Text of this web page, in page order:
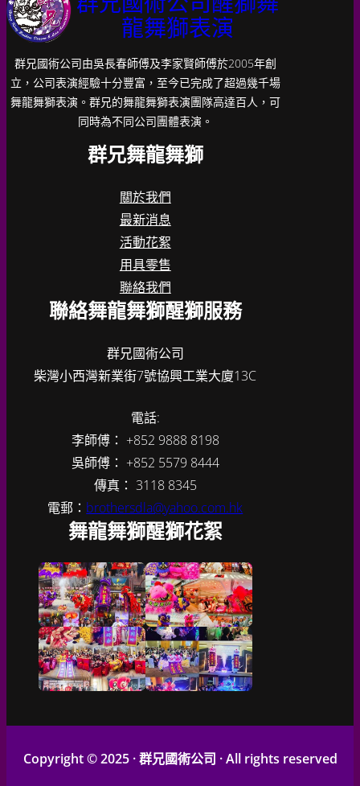
群兄國術公司醒獅舞
龍舞獅表演
群兄國術公司由吳長春師傅及李家賢師傅於2005年創
立，公司表演經驗十分豐富，至今已完成了超過幾千場
舞龍舞獅表演。群兄的舞龍舞獅表演團隊高達百人，可
同時為不同公司團體表演。
群兄舞龍舞獅
關於我們
最新消息
活動花絮
用具零售
聯絡我們
聯絡舞龍舞獅醒獅服務
群兄國術公司
柴灣小西灣新業街7號協興工業大廈13C
電話:
李師傅： +852 9888 8198
吳師傅： +852 5579 8444
傳真： 3118 8345
電郵： brothersdla@yahoo.com.hk
舞龍舞獅醒獅花絮
Copyright © 2025 · 群兄國術公司 · All rights reserved